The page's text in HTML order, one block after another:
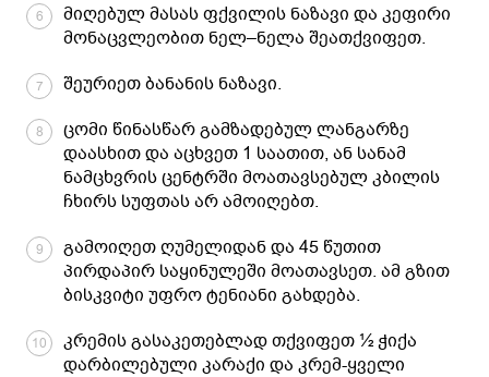
6
მიღებულ მასას ფქვილის ნაზავი და კეფირი
მონაცვლეობით ნელ–ნელა შეათქვიფეთ.
7 შეურიეთ ბანანის ნაზავი.
8
ცომი წინასწარ გამზადებულ ლანგარზე
დაასხით და აცხვეთ 1 საათით, ან სანამ
ნამცხვრის ცენტრში მოათავსებულ კბილის
ჩხირს სუფთას არ ამოიღებთ.
9
გამოიღეთ ღუმელიდან და 45 წუთით
პირდაპირ საყინულეში მოათავსეთ. ამ გზით
ბისკვიტი უფრო ტენიანი გახდება.
10
კრემის გასაკეთებლად თქვიფეთ ½ ჭიქა
დარბილებული კარაქი და კრემ-ყველი